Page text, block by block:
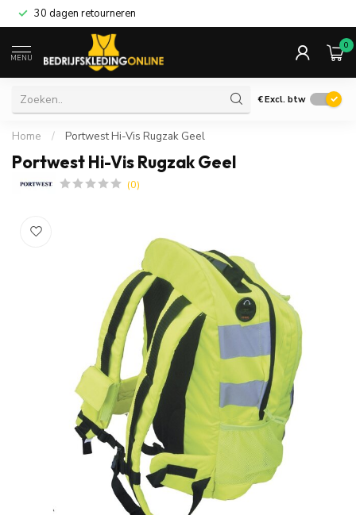
30 dagen retourneren
MENU
0
€Excl. btw
Home / Portwest Hi-Vis Rugzak Geel
Portwest Hi-Vis Rugzak Geel
(0)